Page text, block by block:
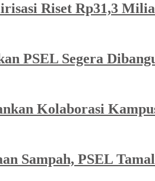
Riset Rp31,3
PSEL Segera
Kolaborasi
Sampah, PSEL